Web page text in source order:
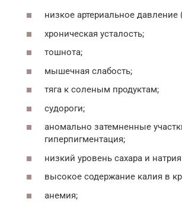
низкое артериальное давление
хроническая усталость;
тошнота;
мышечная слабость;
тяга к соленым продуктам;
судороги;
аномально затемненные
гиперпигментация;
низкий уровень сахара и
высокое содержание калия в
анемия;